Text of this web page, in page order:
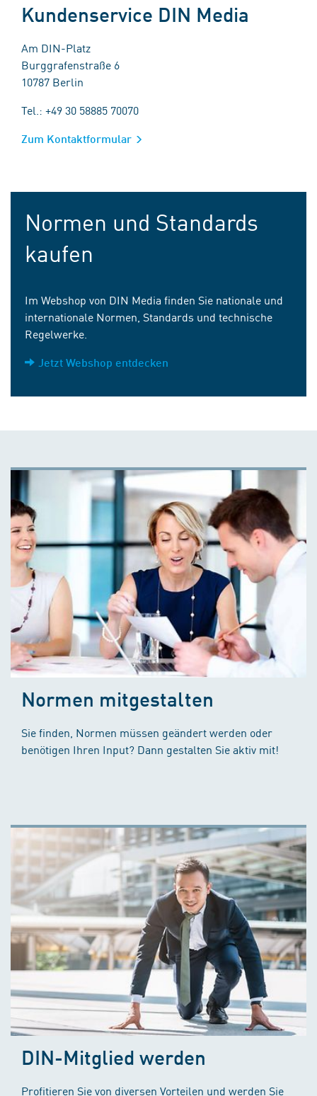
Kundenservice DIN Media
Am DIN-Platz
Burggrafenstraße 6
10787 Berlin
Tel.: +49 30 58885 70070
Zum Kontaktformular
Normen und Standards
kaufen
Im Webshop von DIN Media finden Sie nationale und
internationale Normen, Standards und technische
Regelwerke.
Jetzt Webshop entdecken
Normen mitgestalten
Sie finden, Normen müssen geändert werden oder
benötigen Ihren Input? Dann gestalten Sie aktiv mit!
DIN-Mitglied werden
Profitieren Sie von diversen Vorteilen und werden Sie